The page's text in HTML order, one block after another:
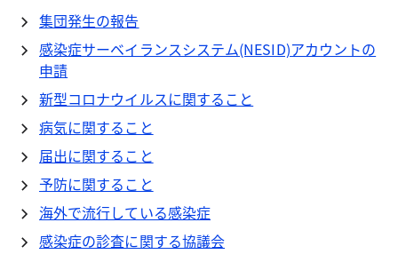
集団発生の報告
感染症サーベイランスシステム(NESID)アカウントの
申請
新型コロナウイルスに関すること
病気に関すること
届出に関すること
予防に関すること
海外で流行している感染症
感染症の診査に関する協議会